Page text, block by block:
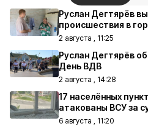
Руслан Дегтярёв
происшествия в
2 августа , 11:25
Руслан Дегтярёв
День ВДВ
2 августа , 14:28
17 населённых
атакованы ВСУ за
6 августа , 11:20